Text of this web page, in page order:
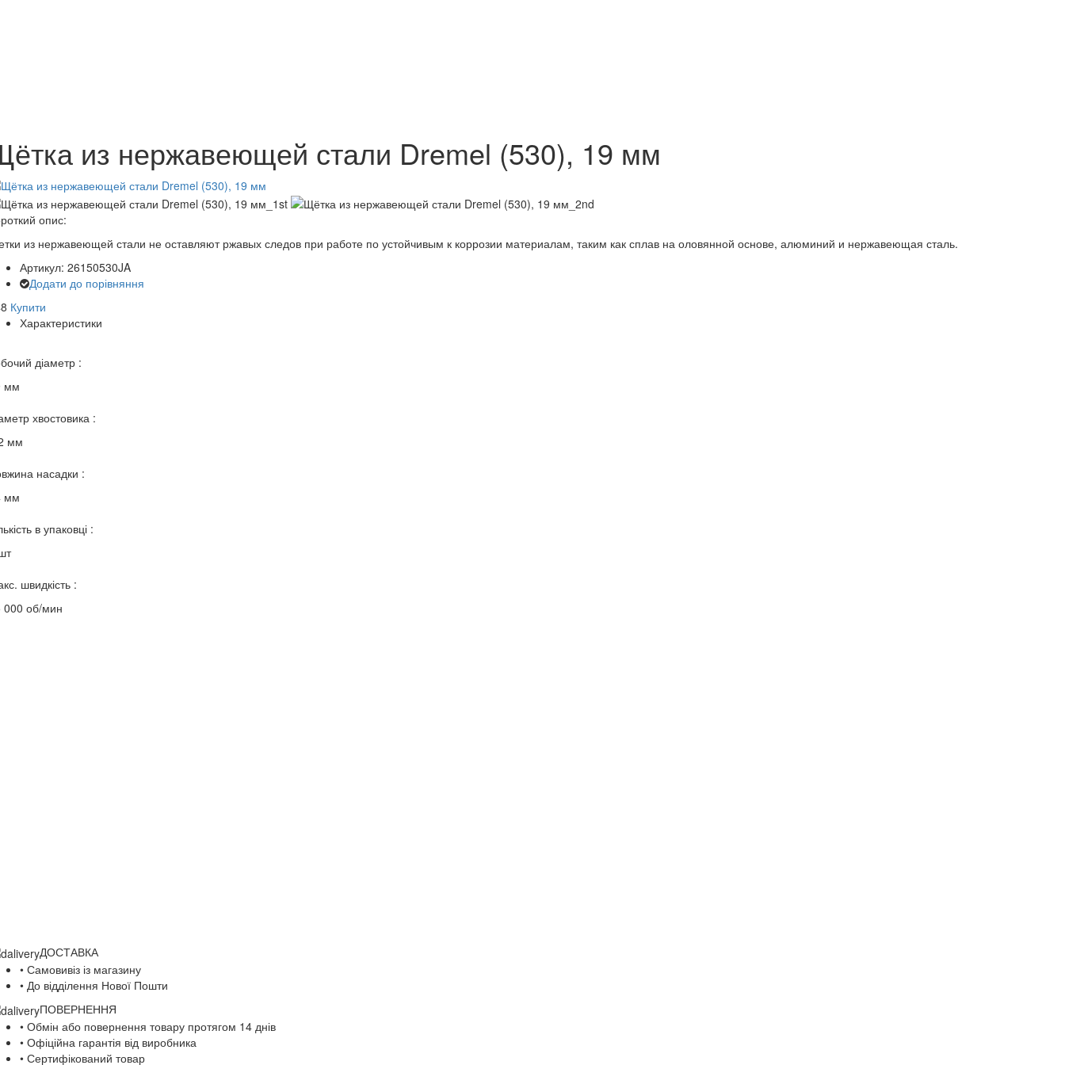
из нержавеющей стали Dremel (530), 19 мм
опис:
из нержавеющей стали не оставляют ржавых следов при работе по устойчивым к коррозии материалам, таким как сплав на оловянной основе, алюминий и нержавеющая сталь.
Артикул: 26150530JA
Додати до порівняння
Купити
Характеристики
діаметр :
мм
хвостовика :
мм
насадки :
мм
в упаковці :
швидкість :
000 об/мин
ДОСТАВКА
• Самовивіз із магазину
• До відділення Нової Пошти
ПОВЕРНЕННЯ
• Обмін або повернення товару протягом 14 днів
• Офіційна гарантія від виробника
• Сертифікований товар